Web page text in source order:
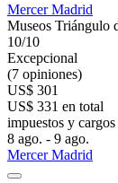
Mercer Madrid
Museos Triángulo
10/10
Excepcional
(7 opiniones)
US$ 301
US$ 331 en total
impuestos y
8 ago. - 9 ago.
Mercer Madrid